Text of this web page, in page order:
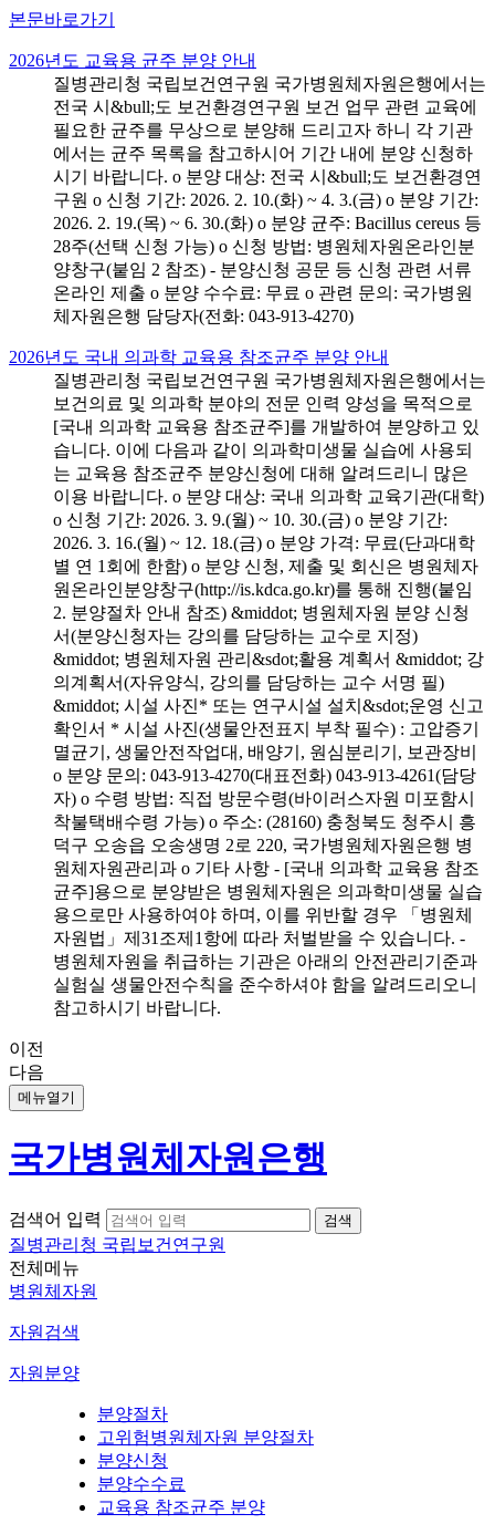
본문바로가기
2026년도 교육용 균주 분양 안내
질병관리청 국립보건연구원 국가병원체자원은행에서는
전국 시&bull;도 보건환경연구원 보건 업무 관련 교육에
필요한 균주를 무상으로 분양해 드리고자 하니 각 기관
에서는 균주 목록을 참고하시어 기간 내에 분양 신청하
시기 바랍니다. o 분양 대상: 전국 시&bull;도 보건환경연
구원 o 신청 기간: 2026. 2. 10.(화) ~ 4. 3.(금) o 분양 기간:
2026. 2. 19.(목) ~ 6. 30.(화) o 분양 균주: Bacillus cereus 등
28주(선택 신청 가능) o 신청 방법: 병원체자원온라인분
양창구(붙임 2 참조) - 분양신청 공문 등 신청 관련 서류
온라인 제출 o 분양 수수료: 무료 o 관련 문의: 국가병원
체자원은행 담당자(전화: 043-913-4270)
2026년도 국내 의과학 교육용 참조균주 분양 안내
질병관리청 국립보건연구원 국가병원체자원은행에서는
보건의료 및 의과학 분야의 전문 인력 양성을 목적으로
[국내 의과학 교육용 참조균주]를 개발하여 분양하고 있
습니다. 이에 다음과 같이 의과학미생물 실습에 사용되
는 교육용 참조균주 분양신청에 대해 알려드리니 많은
이용 바랍니다. o 분양 대상: 국내 의과학 교육기관(대학)
o 신청 기간: 2026. 3. 9.(월) ~ 10. 30.(금) o 분양 기간:
2026. 3. 16.(월) ~ 12. 18.(금) o 분양 가격: 무료(단과대학
별 연 1회에 한함) o 분양 신청, 제출 및 회신은 병원체자
원온라인분양창구(http://is.kdca.go.kr)를 통해 진행(붙임
2. 분양절차 안내 참조) &middot; 병원체자원 분양 신청
서(분양신청자는 강의를 담당하는 교수로 지정)
&middot; 병원체자원 관리&sdot;활용 계획서 &middot; 강
의계획서(자유양식, 강의를 담당하는 교수 서명 필)
&middot; 시설 사진* 또는 연구시설 설치&sdot;운영 신고
확인서 * 시설 사진(생물안전표지 부착 필수) : 고압증기
멸균기, 생물안전작업대, 배양기, 원심분리기, 보관장비
o 분양 문의: 043-913-4270(대표전화) 043-913-4261(담당
자) o 수령 방법: 직접 방문수령(바이러스자원 미포함시
착불택배수령 가능) o 주소: (28160) 충청북도 청주시 흥
덕구 오송읍 오송생명 2로 220, 국가병원체자원은행 병
원체자원관리과 o 기타 사항 - [국내 의과학 교육용 참조
균주]용으로 분양받은 병원체자원은 의과학미생물 실습
용으로만 사용하여야 하며, 이를 위반할 경우 「병원체
자원법」제31조제1항에 따라 처벌받을 수 있습니다. -
병원체자원을 취급하는 기관은 아래의 안전관리기준과
실험실 생물안전수칙을 준수하셔야 함을 알려드리오니
참고하시기 바랍니다.
이전
다음
메뉴열기
국가병원체자원은행
검색어 입력
질병관리청 국립보건연구원
전체메뉴
병원체자원
자원검색
자원분양
분양절차
고위험병원체자원 분양절차
분양신청
분양수수료
교육용 참조균주 분양